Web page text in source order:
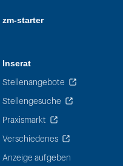
zm-starter
Inserat
Stellenangebote
Stellengesuche
Praxismarkt
Verschiedenes
Anzeige aufgeben